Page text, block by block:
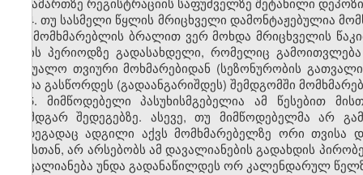
4. თუ სასმელი წყლის მრიცხველი დამონტაჟებულია
და მომხმარებლის ბრალით ვერ მოხდა მრიცხველის
თვის პერიოდზე გადასახდელი, რომელიც
საშუალო თვიური მოხმარებიდან (სეზონურობის
უნდა გასწორდეს (გადაანგარიშდეს) შემდგომში
5. მიმწოდებელი პასუხისმგებელია ამ წესებით
დამდგარ შედეგებზე. ასევე, თუ მიმწოდებელმა არ
შედეგადაც ადგილი აქვს მომხმარებელზე ორი თვისა
ამასთან, არ არსებობს ამ დავალიანების გადახდის
დავალიანება უნდა გადანაწილდეს ორ კალენდარულ